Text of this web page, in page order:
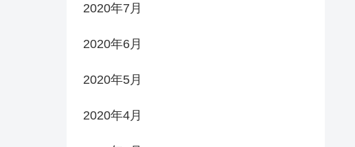
2020年7月
2020年6月
2020年5月
2020年4月